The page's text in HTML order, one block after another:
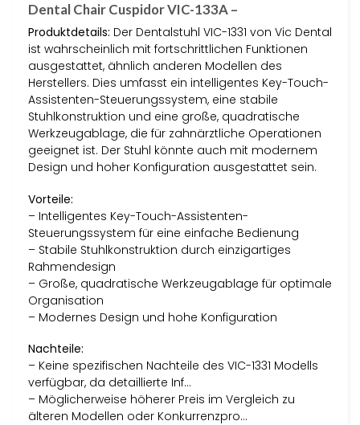
Dental Chair Cuspidor VIC-133A –
Produktdetails: Der Dentalstuhl VIC-1331 von Vic Dental
ist wahrscheinlich mit fortschrittlichen Funktionen
ausgestattet, ähnlich anderen Modellen des
Herstellers. Dies umfasst ein intelligentes Key-Touch-
Assistenten-Steuerungssystem, eine stabile
Stuhlkonstruktion und eine große, quadratische
Werkzeugablage, die für zahnärztliche Operationen
geeignet ist. Der Stuhl könnte auch mit modernem
Design und hoher Konfiguration ausgestattet sein.
Vorteile:
– Intelligentes Key-Touch-Assistenten-
Steuerungssystem für eine einfache Bedienung
– Stabile Stuhlkonstruktion durch einzigartiges
Rahmendesign
– Große, quadratische Werkzeugablage für optimale
Organisation
– Modernes Design und hohe Konfiguration
Nachteile:
– Keine spezifischen Nachteile des VIC-1331 Modells
verfügbar, da detaillierte Inf…
– Möglicherweise höherer Preis im Vergleich zu
älteren Modellen oder Konkurrenzpro…